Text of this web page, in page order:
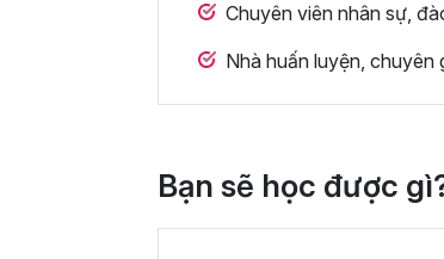
Chuyên viên nhân sự,
Nhà huấn luyện,
Bạn sẽ học được